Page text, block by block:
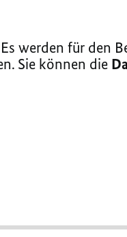
werden für den
Sie können die